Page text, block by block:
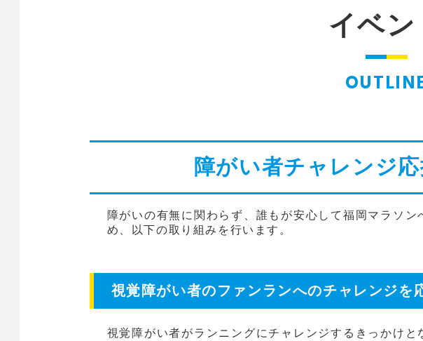
イベン
障がい者チャレンジ
障がいの有無に関わらず、誰もが安心して福岡マラソ
め、以下の取り組みを行います。
視覚障がい者のファンランへのチャレンジを
視覚障がい者がランニングにチャレンジするきっかけ